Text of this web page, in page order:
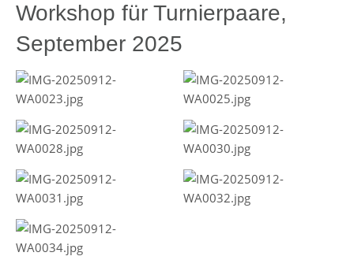
Workshop für Turnierpaare,
September 2025